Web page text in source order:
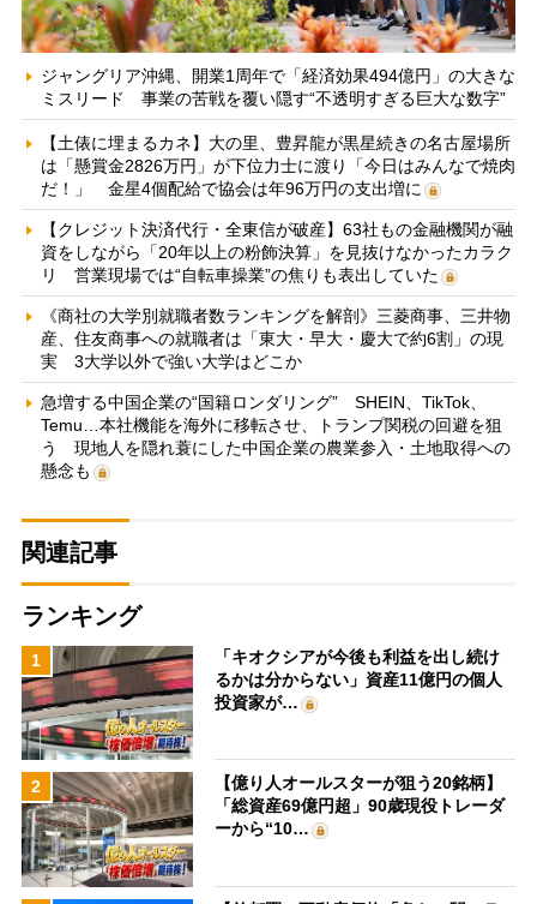
ジャングリア沖縄、開業1周年で「経済効果494億円」の大きな
ミスリード 事業の苦戦を覆い隠す“不透明すぎる巨大な数字”
【土俵に埋まるカネ】大の里、豊昇龍が黒星続きの名古屋場所
は「懸賞金2826万円」が下位力士に渡り「今日はみんなで焼肉
だ！」 金星4個配給で協会は年96万円の支出増に
【クレジット決済代行・全東信が破産】63社もの金融機関が融
資をしながら「20年以上の粉飾決算」を見抜けなかったカラク
リ 営業現場では“自転車操業”の焦りも表出していた
《商社の大学別就職者数ランキングを解剖》三菱商事、三井物
産、住友商事への就職者は「東大・早大・慶大で約6割」の現
実 3大学以外で強い大学はどこか
急増する中国企業の“国籍ロンダリング” SHEIN、TikTok、
Temu…本社機能を海外に移転させ、トランプ関税の回避を狙
う 現地人を隠れ蓑にした中国企業の農業参入・土地取得への
懸念も
関連記事
ランキング
1
「キオクシアが今後も利益を出し続け
るかは分からない」資産11億円の個人
投資家が…
2
【億り人オールスターが狙う20銘柄】
「総資産69億円超」90歳現役トレーダ
ーから“10…